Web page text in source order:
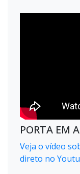
PORTA EM
Veja o vídeo
direto no